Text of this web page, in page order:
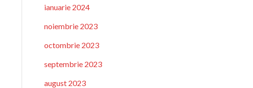
ianuarie 2024
noiembrie 2023
octombrie 2023
septembrie 2023
august 2023